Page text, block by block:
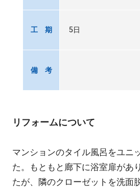
工 期 5日
備 考
リフォームについて
マンションのタイル風呂をユニ
た。もともと廊下に浴室扉があ
たが、隣のクローゼットを洗面